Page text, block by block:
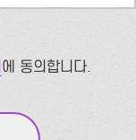
에 동의합니다.